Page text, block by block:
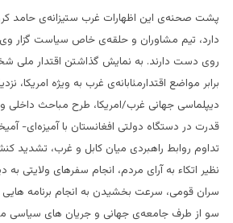
پشت صحنه‌ی این اظهارات غرب ستیزانه‌ی حامد
دارد، تیم مشاوران و حلقه‌ی خاص سیاست گزار
روی دست دارند. به نمایش گذاشتن اقتدار
برابر مواضع اقتدارمئابانه‌ی غرب به ویژه امریکا،
دیپلماسی جهانی غرب/امریکا، طرح مباحث
قدرت در دستگاه دولتی افغانستان با آمیزه‌ای-
تداوم روابط راهبردی میان کابل و غرب، تشدید
نظیر اتکاء به آرای مردم، انجام سفرهای ولایتی به
سو از طرف جامعه‌ی جهانی و جریان های سیاسی